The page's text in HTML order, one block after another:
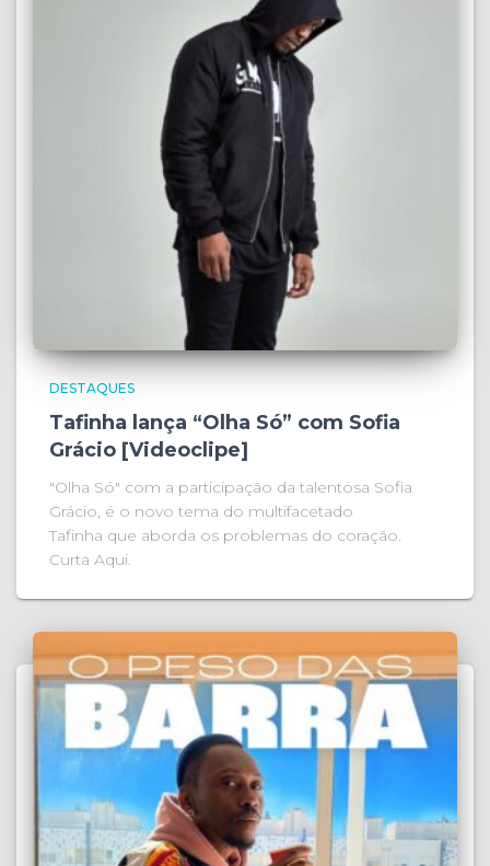
DESTAQUES
Tafinha lança “Olha Só” com Sofia
Grácio [Videoclipe]
"Olha Só" com a participação da talentosa Sofia
Grácio, é o novo tema do multifacetado
Tafinha que aborda os problemas do coração.
Curta Aqui.